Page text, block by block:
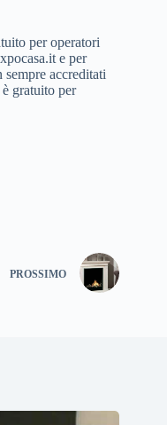
per operatori
e per
accreditati
gratuito per
PROSSIMO